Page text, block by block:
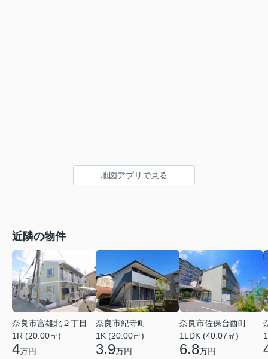
地図アプリで見る
近隣の物件
奈良市富雄北２丁目
1R (20.00㎡)
4万円
奈良市紀寺町
1K (20.00㎡)
3.9万円
奈良市佐保台西町
1LDK (40.07㎡)
6.8万円